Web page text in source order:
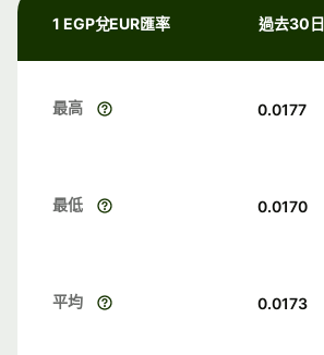
1 EGP兌EUR匯率 過去30日
最高 0.0177
最低 0.0170
平均 0.0173